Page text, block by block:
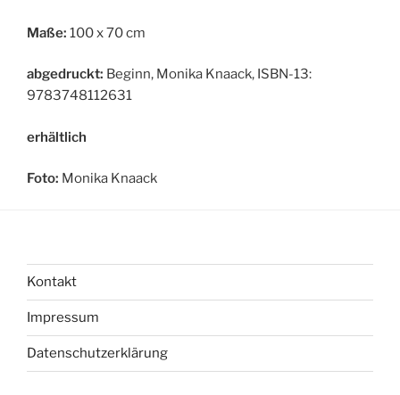
Maße: 100 x 70 cm
abgedruckt: Beginn, Monika Knaack, ISBN-13:
9783748112631
erhältlich
Foto: Monika Knaack
Kontakt
Impressum
Datenschutzerklärung